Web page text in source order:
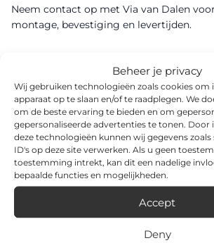
Beheer je privacy
Wij gebruiken technologieën zoals cookies
apparaat op te slaan en/of te raadplegen. We
om de beste ervaring te bieden en om
gepersonaliseerde advertenties te tonen.
deze technologieën kunnen wij gegevens
ID's op deze site verwerken. Als u geen
toestemming intrekt, kan dit een nadelige
bepaalde functies en mogelijkheden.
Accept
Deny
Neem contact op met Via van Dalen
montage, bevestiging en levertijden.